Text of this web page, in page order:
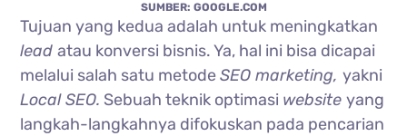
SUMBER: GOOGLE.COM
Tujuan yang kedua adalah untuk meningkatkan
leadatau konversi bisnis. Ya, hal ini bisa dicapai
melalui salah satu metodeSEO marketing,yakni
Local SEO. Sebuah teknik optimasi websiteyang
langkah-langkahnya difokuskan pada pencarian